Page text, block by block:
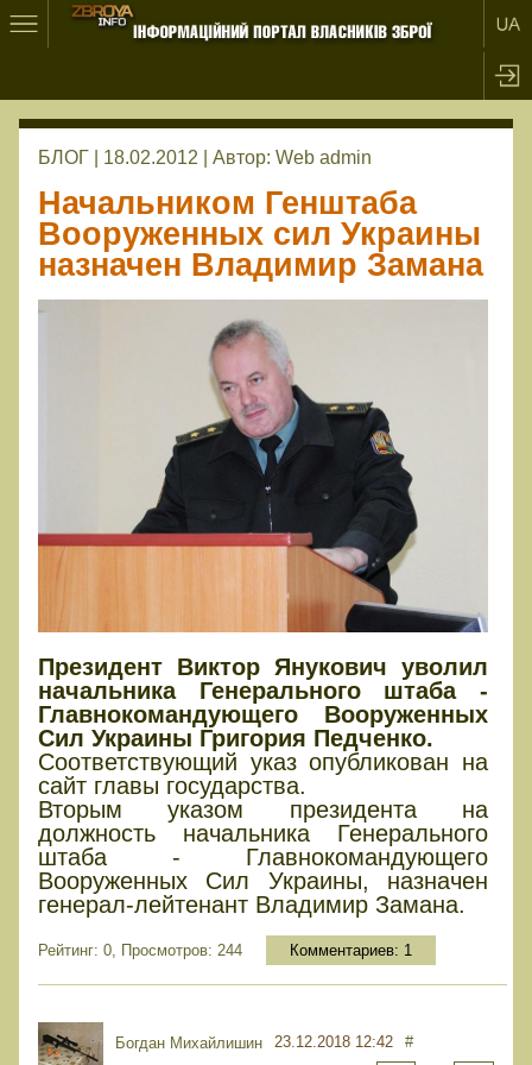
БЛОГ | 18.02.2012 | Автор: Web admin
Начальником Генштаба
Вооруженных сил Украины
назначен Владимир Замана
Президент Виктор Янукович уволил
начальника Генерального штаба -
Главнокомандующего Вооруженных
Сил Украины Григория Педченко.
Соответствующий указ опубликован на
сайт главы государства.
Вторым указом президента на
должность начальника Генерального
штаба - Главнокомандующего
Вооруженных Сил Украины, назначен
генерал-лейтенант Владимир Замана.
Рейтинг: 0, Просмотров: 244 Комментариев: 1
Богдан Михайлишин 23.12.2018 12:42 #